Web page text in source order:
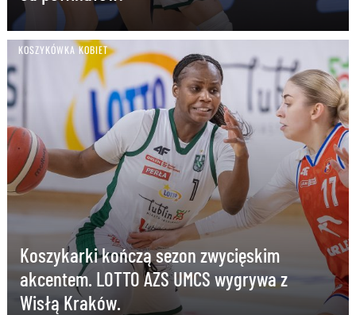
KOSZYKÓWKA KOBIET
Koszykarki kończą sezon zwycięskim
akcentem. LOTTO AZS UMCS wygrywa z
Wisłą Kraków.